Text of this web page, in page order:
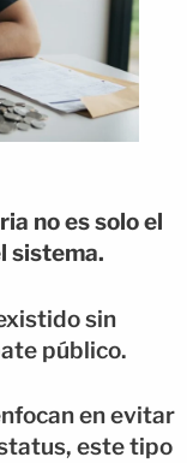
no es solo el
sistema.
sin
público.
en evitar
este tipo